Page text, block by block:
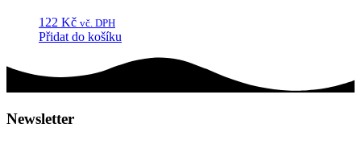
122 Kč vč. DPH
Přidat do košíku
Newsletter